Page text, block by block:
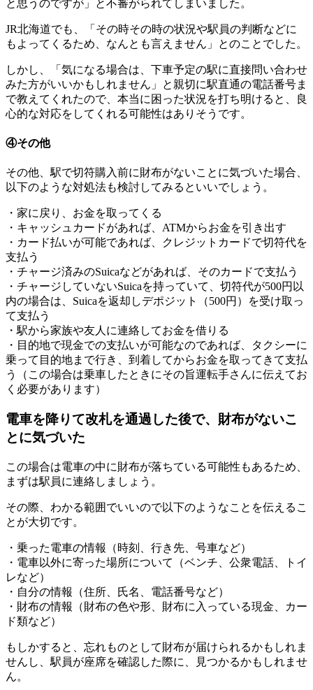
と思うのですが」と不審がられてしまいました。
JR北海道でも、「その時その時の状況や駅員の判断などに
もよってくるため、なんとも言えません」とのことでした。
しかし、「気になる場合は、下車予定の駅に直接問い合わせ
みた方がいいかもしれません」と親切に駅直通の電話番号ま
で教えてくれたので、本当に困った状況を打ち明けると、良
心的な対応をしてくれる可能性はありそうです。
④その他
その他、駅で切符購入前に財布がないことに気づいた場合、
以下のような対処法も検討してみるといいでしょう。
・家に戻り、お金を取ってくる
・キャッシュカードがあれば、ATMからお金を引き出す
・カード払いが可能であれば、クレジットカードで切符代を
支払う
・チャージ済みのSuicaなどがあれば、そのカードで支払う
・チャージしていないSuicaを持っていて、切符代が500円以
内の場合は、Suicaを返却しデポジット（500円）を受け取っ
て支払う
・駅から家族や友人に連絡してお金を借りる
・目的地で現金での支払いが可能なのであれば、タクシーに
乗って目的地まで行き、到着してからお金を取ってきて支払
う（この場合は乗車したときにその旨運転手さんに伝えてお
く必要があります）
電車を降りて改札を通過した後で、財布がないこ
とに気づいた
この場合は電車の中に財布が落ちている可能性もあるため、
まずは駅員に連絡しましょう。
その際、わかる範囲でいいので以下のようなことを伝えるこ
とが大切です。
・乗った電車の情報（時刻、行き先、号車など）
・電車以外に寄った場所について（ベンチ、公衆電話、トイ
レなど）
・自分の情報（住所、氏名、電話番号など）
・財布の情報（財布の色や形、財布に入っている現金、カー
ド類など）
もしかすると、忘れものとして財布が届けられるかもしれま
せんし、駅員が座席を確認した際に、見つかるかもしれませ
ん。